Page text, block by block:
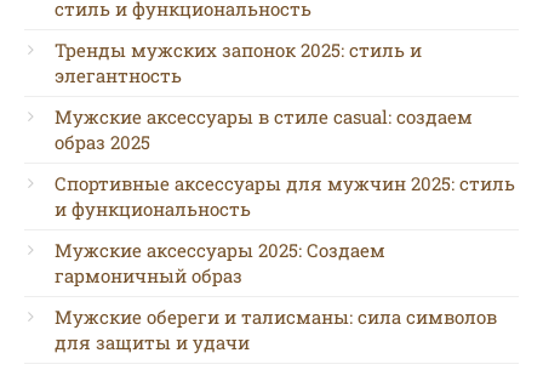
стиль и функциональность
Тренды мужских запонок 2025: стиль и
элегантность
Мужские аксессуары в стиле casual: создаем
образ 2025
Спортивные аксессуары для мужчин 2025: стиль
и функциональность
Мужские аксессуары 2025: Создаем
гармоничный образ
Мужские обереги и талисманы: сила символов
для защиты и удачи